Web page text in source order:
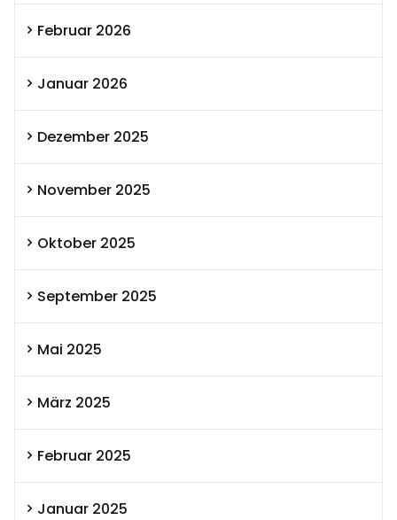
Februar 2026
Januar 2026
Dezember 2025
November 2025
Oktober 2025
September 2025
Mai 2025
März 2025
Februar 2025
Januar 2025